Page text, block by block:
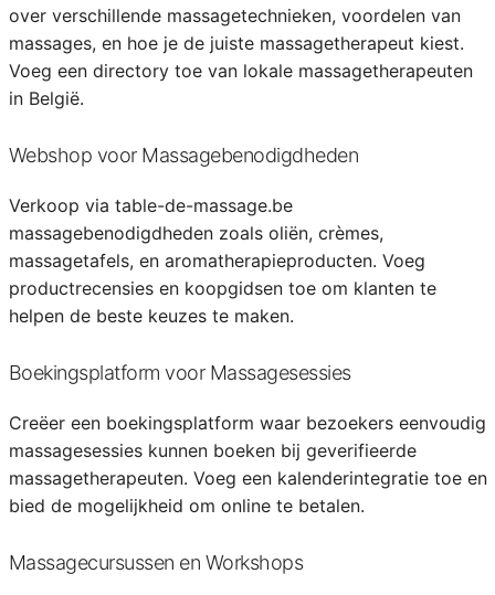
over verschillende massagetechnieken, voordelen van
massages, en hoe je de juiste massagetherapeut kiest.
Voeg een directory toe van lokale massagetherapeuten
in België.
Webshop voor Massagebenodigdheden
Verkoop via table-de-massage.be
massagebenodigdheden zoals oliën, crèmes,
massagetafels, en aromatherapieproducten. Voeg
productrecensies en koopgidsen toe om klanten te
helpen de beste keuzes te maken.
Boekingsplatform voor Massagesessies
Creëer een boekingsplatform waar bezoekers eenvoudig
massagesessies kunnen boeken bij geverifieerde
massagetherapeuten. Voeg een kalenderintegratie toe en
bied de mogelijkheid om online te betalen.
Massagecursussen en Workshops